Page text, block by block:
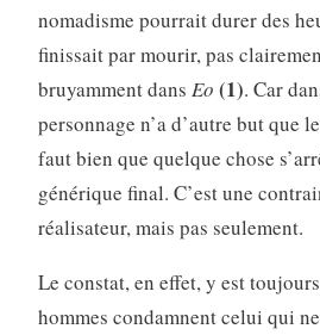
nomadisme pourrait durer des
finissait par mourir, pas
bruyamment dans Eo (1). Car
personnage n’a d’autre but que
faut bien que quelque chose
générique final. C’est une
réalisateur, mais pas seulement.
Le constat, en effet, y est
hommes condamnent celui qui